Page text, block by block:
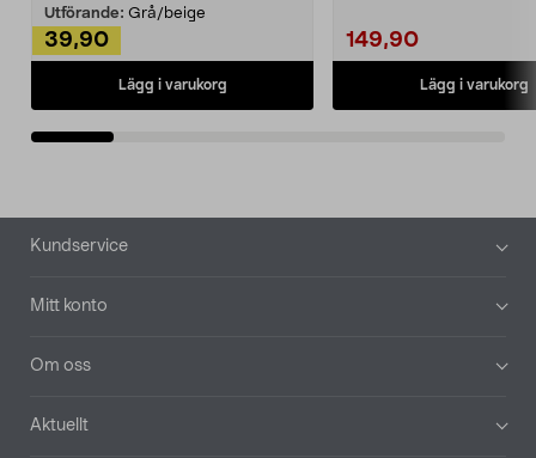
Utförande: Grå/beige
39,90
Lägg i varukorg
149,90
Lägg i varukorg
Sidfot
Kundservice
Mitt konto
Om oss
Aktuellt